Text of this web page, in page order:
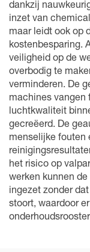
dankzij
inzet van
maar leidt ook op
kostenbesparing.
veiligheid op de
overbodig te
verminderen. De
machines vangen
luchtkwaliteit
gecreëerd. De
menselijke fouten
het risico op
werken kunnen
ingezet zonder
stoort, waardoor